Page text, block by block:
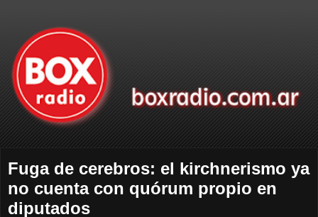
Fuga de cerebros: el kirchnerismo ya
no cuenta con quórum propio en
diputados